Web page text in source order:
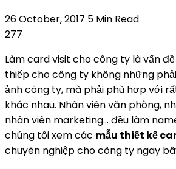
26 October, 2017 5 Min Read
277
Làm card visit cho công ty là vấn
thiếp cho công ty không những
ảnh công ty, mà phải phù hợp với
khác nhau. Nhân viên văn phòng,
nhân viên marketing… đều làm
chúng tôi xem các mẫu thiết kế
chuyên nghiệp cho công ty ngay